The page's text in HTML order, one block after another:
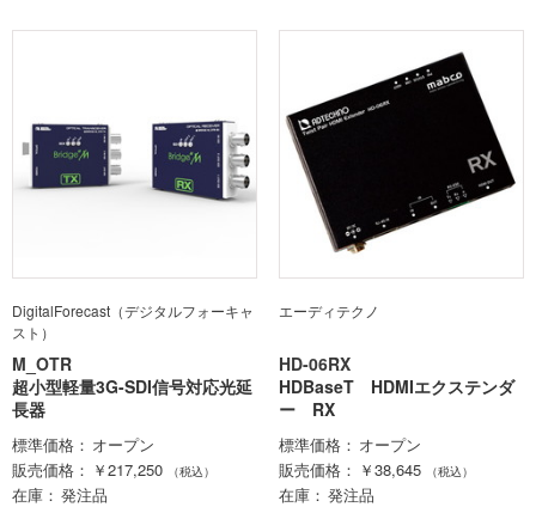
DigitalForecast（デジタルフォーキャ
スト）
M_OTR
超小型軽量3G-SDI信号対応光延
長器
標準価格
オープン
販売価格
￥217,250 （税込）
在庫
発注品
エーディテクノ
HD-06RX
HDBaseT HDMIエクステンダ
ー RX
標準価格
オープン
販売価格
￥38,645 （税込）
在庫
発注品